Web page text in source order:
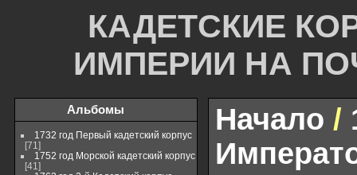
КАДЕТСКИЕ
ИМПЕРИИ НА
Альбомы
1732 год Первый кадетский корпус
71
1752 год Морской кадетский корпус
41
Начало /